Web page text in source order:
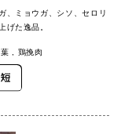
、ミョウガ、シソ、セロリ
げた逸品。
鶏挽肉